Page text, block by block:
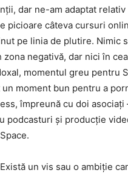
dar ne-am adaptat relativ
picioare câteva cursuri
pe linia de plutire. Nimic
zona negativă, dar nici în
momentul greu pentru
un moment bun pentru a
împreună cu doi asociați
podcasturi și producție
Există un vis sau o ambiție